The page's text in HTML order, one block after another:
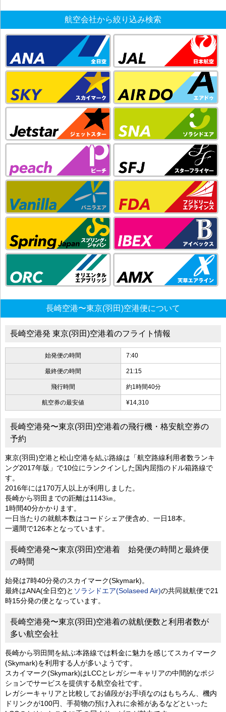
航空会社から絞り込み検索
長崎空港〜東京(羽田)空港便について
長崎空港発 東京(羽田)空港着のフライト情報
始発便の時間 7:40
最終便の時間 21:15
飛行時間 約1時間40分
航空券の最安値 ¥14,310
長崎空港発〜東京(羽田)空港着の飛行機・格安航空券の
予約
東京(羽田)空港と松山空港を結ぶ路線は「航空路線利用者数ランキ
ング2017年版」で10位にランクインした国内屈指のドル箱路線で
す。
2016年には170万人以上が利用しました。
長崎から羽田までの距離は1143㎞。
1時間40分かかります。
一日当たりの就航本数はコードシェア便含め、一日18本。
一週間で126本となっています。
長崎空港発〜東京(羽田)空港着 始発便の時間と最終便
の時間
始発は7時40分発のスカイマーク(Skymark)。
最終はANA(全日空)と ソラシドエア(Solaseed Air)の共同就航便で21
時15分発の便となっています。
長崎空港発〜東京(羽田)空港着の就航便数と利用者数が
多い航空会社
長崎から羽田間を結ぶ本路線では料金に魅力を感じてスカイマーク
(Skymark)を利用する人が多いようです。
スカイマーク(Skymark)はLCCとレガシーキャリアの中間的なポジ
ションでサービスを提供する航空会社です。
レガシーキャリアと比較してお値段がお手頃なのはもちろん、機内
ドリンクが100円、手荷物の預け入れに余裕があるなどといった